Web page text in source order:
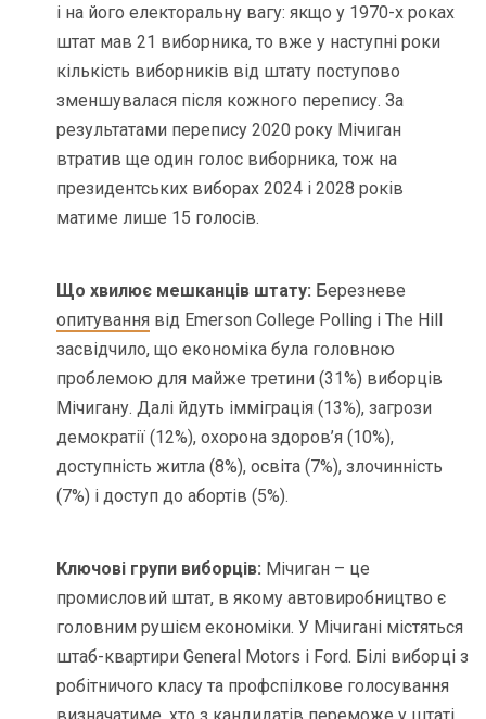
і на його електоральну вагу: якщо у 1970-х роках
штат мав 21 виборника, то вже у наступні роки
кількість виборників від штату поступово
зменшувалася після кожного перепису. За
результатами перепису 2020 року Мічиган
втратив ще один голос виборника, тож на
президентських виборах 2024 і 2028 років
матиме лише 15 голосів.
Що хвилює мешканців штату: Березневе
опитування від Emerson College Polling і The Hill
засвідчило, що економіка була головною
проблемою для майже третини (31%) виборців
Мічигану. Далі йдуть імміграція (13%), загрози
демократії (12%), охорона здоров’я (10%),
доступність житла (8%), освіта (7%), злочинність
(7%) і доступ до абортів (5%).
Ключові групи виборців: Мічиган – це
промисловий штат, в якому автовиробництво є
головним рушієм економіки. У Мічигані містяться
штаб-квартири General Motors і Ford. Білі виборці з
робітничого класу та профспілкове голосування
визначатиме, хто з кандидатів переможе у штаті.